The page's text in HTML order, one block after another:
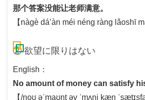
那个答案没能让老师满意。
【nàgè dá’àn méi néng ràng lǎoshī
② 欲望に限りはない
English：
No amount of money can satisfy
【/noʊ əˈmaʊnt əv ˈmʌni kæn